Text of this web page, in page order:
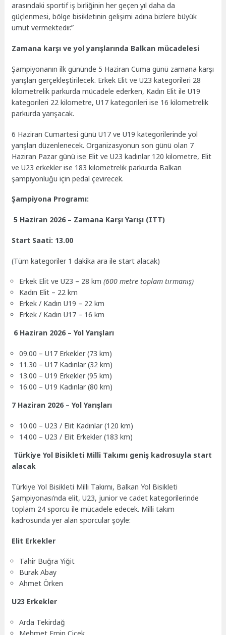
arasındaki sportif iş birliğinin her geçen yıl daha da
güçlenmesi, bölge bisikletinin gelişimi adına bizlere büyük
umut vermektedir.”
Zamana karşı ve yol yarışlarında Balkan mücadelesi
Şampiyonanın ilk gününde 5 Haziran Cuma günü zamana karşı
yarışları gerçekleştirilecek. Erkek Elit ve U23 kategorileri 28
kilometrelik parkurda mücadele ederken, Kadın Elit ile U19
kategorileri 22 kilometre, U17 kategorileri ise 16 kilometrelik
parkurda yarışacak.
6 Haziran Cumartesi günü U17 ve U19 kategorilerinde yol
yarışları düzenlenecek. Organizasyonun son günü olan 7
Haziran Pazar günü ise Elit ve U23 kadınlar 120 kilometre, Elit
ve U23 erkekler ise 183 kilometrelik parkurda Balkan
şampiyonluğu için pedal çevirecek.
Şampiyona Programı:
5 Haziran 2026 – Zamana Karşı Yarışı (ITT)
Start Saati: 13.00
(Tüm kategoriler 1 dakika ara ile start alacak)
Erkek Elit ve U23 – 28 km(600 metre toplam tırmanış)
Kadın Elit – 22 km
Erkek / Kadın U19 – 22 km
Erkek / Kadın U17 – 16 km
6 Haziran 2026 – Yol Yarışları
09.00 – U17 Erkekler (73 km)
11.30 – U17 Kadınlar (32 km)
13.00 – U19 Erkekler (95 km)
16.00 – U19 Kadınlar (80 km)
7 Haziran 2026 – Yol Yarışları
10.00 – U23 / Elit Kadınlar (120 km)
14.00 – U23 / Elit Erkekler (183 km)
Türkiye Yol Bisikleti Milli Takımı geniş kadrosuyla start
alacak
Türkiye Yol Bisikleti Milli Takımı, Balkan Yol Bisikleti
Şampiyonası’nda elit, U23, junior ve cadet kategorilerinde
toplam 24 sporcu ile mücadele edecek. Milli takım
kadrosunda yer alan sporcular şöyle:
Elit Erkekler
Tahir Buğra Yiğit
Burak Abay
Ahmet Örken
U23 Erkekler
Arda Tekirdağ